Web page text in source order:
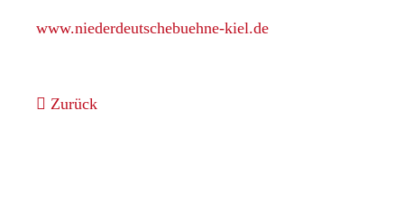
www.niederdeutschebuehne-kiel.de
Zurück